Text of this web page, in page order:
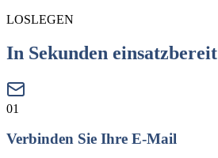
LOSLEGEN
In Sekunden einsatzbereit
01
Verbinden Sie Ihre E-Mail